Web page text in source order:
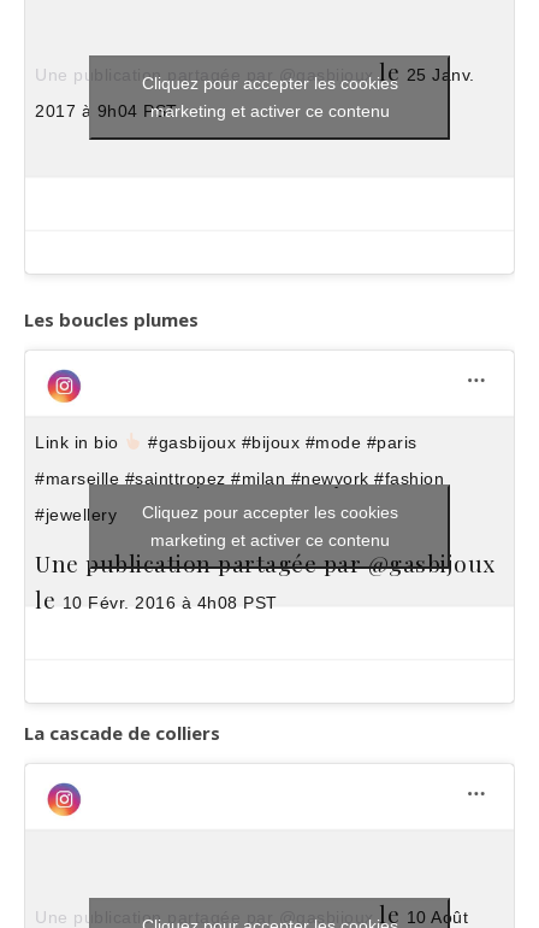
Une publication partagée par @gasbijoux le 25 Janv.
2017 à 9h04 PST
Cliquez pour accepter les cookies
marketing et activer ce contenu
Les boucles plumes
Link in bio
#gasbijoux #bijoux #mode #paris
#marseille #sainttropez #milan #newyork #fashion
#jewellery
Une publication partagée par @gasbijoux
le 10 Févr. 2016 à 4h08 PST
Cliquez pour accepter les cookies
marketing et activer ce contenu
La cascade de colliers
Une publication partagée par @gasbijoux le 10 Août